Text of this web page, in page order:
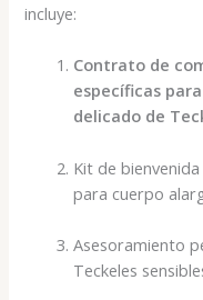
incluye:
Contrato de
específicas
delicado de
Kit de
para cuerpo
Asesoramiento
Teckeles